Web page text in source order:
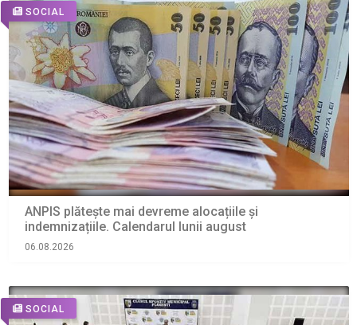
SOCIAL
ANPIS plătește mai devreme alocațiile și
indemnizațiile. Calendarul lunii august
06.08.2026
SOCIAL